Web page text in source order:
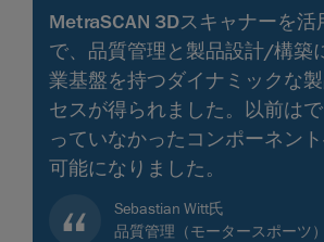
MetraSCAN 3Dスキャナーを活
で、品質管理と製品設計/構築
業基盤を持つダイナミックな
セスが得られました。以前は
っていなかったコンポーネン
可能になりました。
Sebastian Witt氏
品質管理（モータースポーツ）